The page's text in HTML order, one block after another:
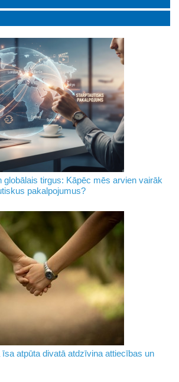
globālais tirgus: Kāpēc mēs arvien vairāk
pakalpojumus?
atpūta divatā atdzīvina attiecības un